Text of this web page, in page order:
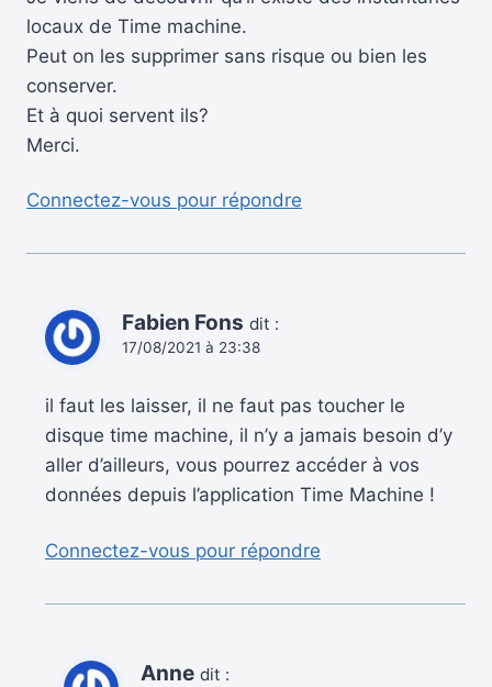
locaux de Time machine.
Peut on les supprimer sans risque ou bien les
conserver.
Et à quoi servent ils?
Merci.
Connectez-vous pour répondre
Fabien Fons dit :
17/08/2021 à 23:38
il faut les laisser, il ne faut pas toucher le
disque time machine, il n’y a jamais besoin d’y
aller d’ailleurs, vous pourrez accéder à vos
données depuis l’application Time Machine !
Connectez-vous pour répondre
Anne dit :